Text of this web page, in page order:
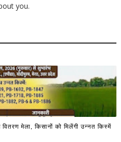
you.
मेला, किसानों को मिलेंगी उन्नत किस्में